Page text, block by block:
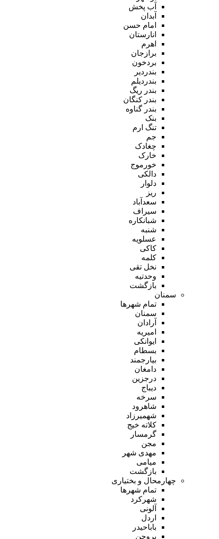
آب پخش
آبدان
امام حسن
انارستان
اهرم
برازجان
بردخون
بندردیر
بندردیلم
بندر ریگ
بندر کنگان
بندر گناوه
بنک
تنگ ارم
جم
چغادک
خارک
خورموج
دالکی
دلوار
ریز
سعدآباد
سیراف
شبانکاره
شنبه
عسلویه
کاکی
کلمه
نخل تقی
وحدتیه
بازگشت
سمنان
تمام شهر‌ها
سمنان
آرادان
امیریه
ایوانکی
بسطام
بیارجمند
دامغان
درجزین
دیباج
سرخه
شاهرود
شهمیرزاد
کلاته خیج
گرمسار
مجن
مهدی شهر
میامی
بازگشت
چهارمحال و بختیاری
تمام شهر‌ها
شهرکرد
آلونی
اردل
باباحیدر
بروجن